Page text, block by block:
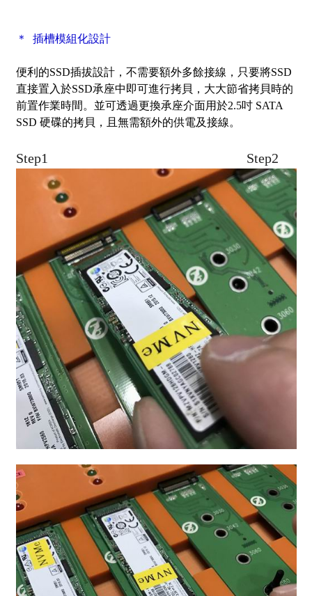
＊ 插槽模組化設計
便利的SSD插拔設計，不需要額外多餘接線，只要將SSD
直接置入於SSD承座中即可進行拷貝，大大節省拷貝時的
前置作業時間。並可透過更換承座介面用於2.5吋 SATA
SSD 硬碟的拷貝，且無需額外的供電及接線。
Step1 Step2